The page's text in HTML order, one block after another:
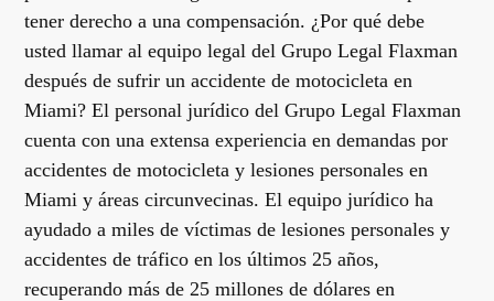
tener derecho a una compensación. ¿Por qué debe
usted llamar al equipo legal del Grupo Legal Flaxman
después de sufrir un accidente de motocicleta en
Miami? El personal jurídico del Grupo Legal Flaxman
cuenta con una extensa experiencia en demandas por
accidentes de motocicleta y lesiones personales en
Miami y áreas circunvecinas. El equipo jurídico ha
ayudado a miles de víctimas de lesiones personales y
accidentes de tráfico en los últimos 25 años,
recuperando más de 25 millones de dólares en